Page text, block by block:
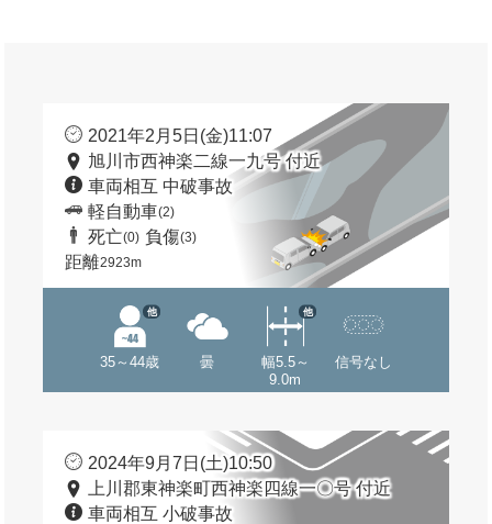
2021年2月5日(金)11:07
旭川市西神楽二線一九号 付近
車両相互 中破事故
軽自動車(2)
死亡(0) 負傷(3)
距離2923m
35～44歳
他
曇
幅5.5～
9.0m
他
信号なし
2024年9月7日(土)10:50
上川郡東神楽町西神楽四線一〇号 付近
車両相互 小破事故